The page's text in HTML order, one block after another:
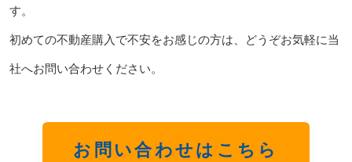
す。
初めての不動産購入で不安をお感じの方は、どうぞお気軽に当
社へお問い合わせください。
お問い合わせはこちら